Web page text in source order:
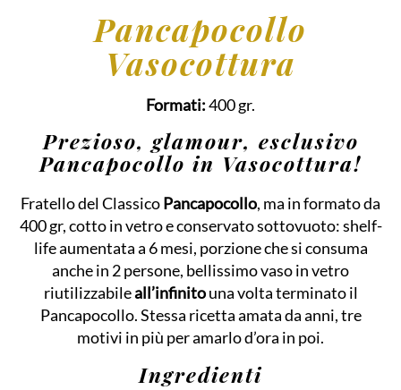
Pancapocollo
Vasocottura
Formati:400 gr.
Prezioso, glamour, esclusivo
Pancapocollo in Vasocottura!
Fratello del ClassicoPancapocollo, ma in formato da
400 gr, cotto in vetro e conservato sottovuoto: shelf-
life aumentata a 6 mesi, porzione che si consuma
anche in 2 persone, bellissimo vaso in vetro
riutilizzabileall’infinitouna volta terminato il
Pancapocollo. Stessa ricetta amata da anni, tre
motivi in più per amarlo d’ora in poi.
Ingredienti